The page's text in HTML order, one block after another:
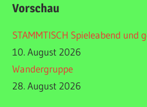
Vorschau
STAMMTISCH Spieleabend und
10. August 2026
Wandergruppe
28. August 2026